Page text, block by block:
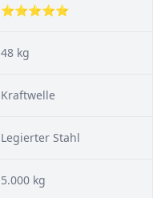
⭐⭐⭐⭐⭐
48 kg
Kraftwelle
Legierter Stahl
5.000 kg